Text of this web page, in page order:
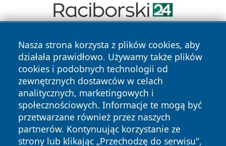
Nasza strona korzysta z plików cookies, aby
działała prawidłowo. Używamy także plików
cookies i podobnych technologii od
zewnętrznych dostawców w celach
analitycznych, marketingowych i
społecznościowych. Informacje te mogą być
przetwarzane również przez naszych
partnerów. Kontynuując korzystanie ze
strony lub klikając „Przechodzę do serwisu",
Copyright © 2026 leszczynski24.pl Wszystkie prawa
zastrzeżone.